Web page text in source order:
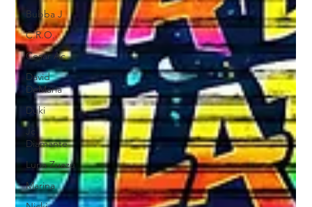
Bubba J
C.R.O.
Cesar Ac
David
DeMaría
Duki
Jc
Diamante
Luna Zuazu
Marina